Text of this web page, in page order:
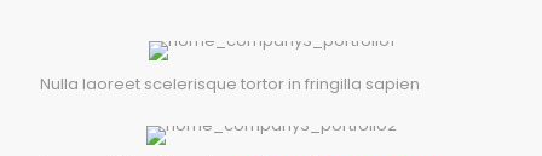
Nulla laoreet scelerisque tortor in fringilla sapien